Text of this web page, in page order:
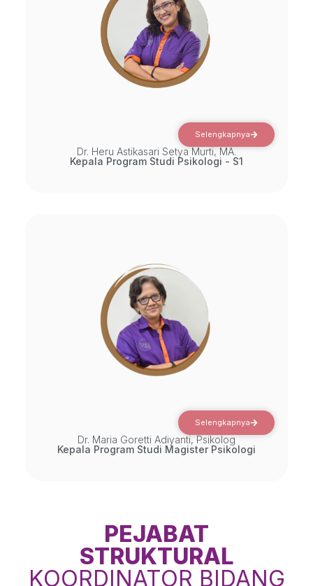
Selengkapnya
Dr. Heru Astikasari Setya Murti, MA.
Kepala Program Studi Psikologi - S1
Selengkapnya
Dr. Maria Goretti Adiyanti, Psikolog
Kepala Program Studi Magister Psikologi
PEJABAT
STRUKTURAL
KOORDINATOR BIDANG